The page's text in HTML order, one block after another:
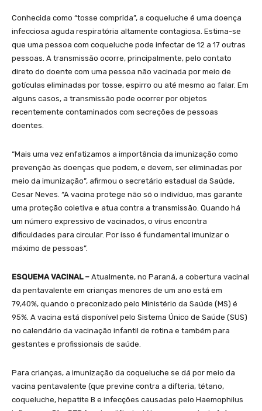
Conhecida como “tosse comprida”, a coqueluche é uma doença
infecciosa aguda respiratória altamente contagiosa. Estima-se
que uma pessoa com coqueluche pode infectar de 12 a 17 outras
pessoas. A transmissão ocorre, principalmente, pelo contato
direto do doente com uma pessoa não vacinada por meio de
gotículas eliminadas por tosse, espirro ou até mesmo ao falar. Em
alguns casos, a transmissão pode ocorrer por objetos
recentemente contaminados com secreções de pessoas
doentes.
“Mais uma vez enfatizamos a importância da imunização como
prevenção às doenças que podem, e devem, ser eliminadas por
meio da imunização”, afirmou o secretário estadual da Saúde,
Cesar Neves. “A vacina protege não só o indivíduo, mas garante
uma proteção coletiva e atua contra a transmissão. Quando há
um número expressivo de vacinados, o vírus encontra
dificuldades para circular. Por isso é fundamental imunizar o
máximo de pessoas”.
ESQUEMA VACINAL – Atualmente, no Paraná, a cobertura vacinal
da pentavalente em crianças menores de um ano está em
79,40%, quando o preconizado pelo Ministério da Saúde (MS) é
95%. A vacina está disponível pelo Sistema Único de Saúde (SUS)
no calendário da vacinação infantil de rotina e também para
gestantes e profissionais de saúde.
Para crianças, a imunização da coqueluche se dá por meio da
vacina pentavalente (que previne contra a difteria, tétano,
coqueluche, hepatite B e infecções causadas pelo Haemophilus